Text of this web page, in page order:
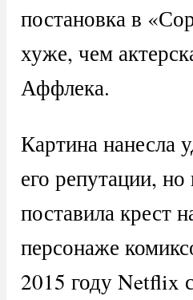
постановка в
хуже, чем
Аффлека.
Картина нанесла
его репутации, но
поставила крест
персонаже
2015 году Netflix